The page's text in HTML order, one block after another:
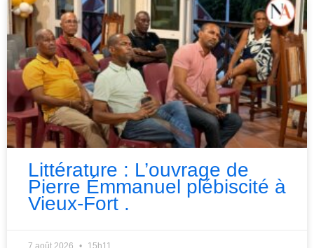
Littérature : L’ouvrage de
Pierre Émmanuel plébiscité à
Vieux-Fort .